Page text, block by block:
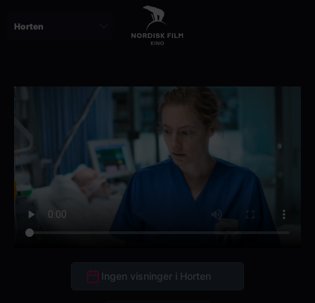
Ingen visninger i Horten